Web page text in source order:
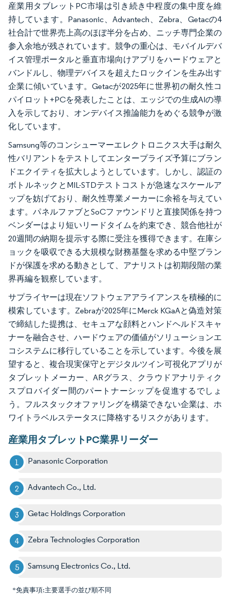
産業用タブレットPC市場は引き続き中程度の集中度を維
持しています。Panasonic、Advantech、Zebra、Getacの4
社合計で世界売上高のほぼ半分を占め、ニッチ専門企業の
参入余地が残されています。競争の重心は、モバイルデバ
イス管理ポータルと垂直市場向けアプリをハードウェアと
バンドルし、物理デバイスを超えたロックインを生み出す
企業に傾いています。Getacが2025年に世界初の耐久性コ
パイロット+PCを発表したことは、エッジでの生成AIの導
入を示しており、オンデバイス推論能力をめぐる競争が激
化しています。
Samsung等のコンシューマーエレクトロニクス大手は耐久
性バリアントをテストしてエンタープライズ予算にブラン
ドエクイティを拡大しようとしています。しかし、認証の
ボトルネックとMIL-STDテストコストが急速なスケールア
ップを妨げており、耐久性専業メーカーに余裕を与えてい
ます。パネルファブとSoCファウンドリと直接関係を持つ
ベンダーはより短いリードタイムを約束でき、競合他社が
20週間の納期を提示する際に受注を獲得できます。在庫シ
ョックを吸収できる大規模な財務基盤を求める中堅ブラン
ドが保護を求める動きとして、アナリストは初期段階の業
界再編を観察しています。
サプライヤーは現在ソフトウェアアライアンスを積極的に
模索しています。Zebraが2025年にMerck KGaAと偽造対策
で締結した提携は、セキュアな顔料とハンドヘルドスキャ
ナーを融合させ、ハードウェアの価値がソリューションエ
コシステムに移行していることを示しています。今後を展
望すると、複合現実保守とデジタルツイン可視化アプリが
タブレットメーカー、ARグラス、クラウドアナリティク
スプロバイダー間のパートナーシップを促進するでしょ
う。フルスタックオファリングを構築できない企業は、ホ
ワイトラベルステータスに降格するリスクがあります。
産業用タブレットPC業界リーダー
Panasonic Corporation
Advantech Co., Ltd.
Getac Holdings Corporation
Zebra Technologies Corporation
Samsung Electronics Co., Ltd.
*免責事項:主要選手の並び順不同